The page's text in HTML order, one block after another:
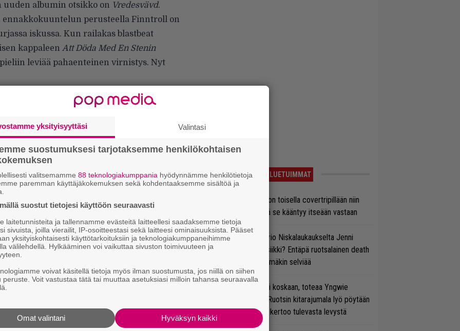
uuden albumin otsikko on Vredesvävd.
perusteella Finntroll on
iskussa. Kun railakas blastbeat
kappaleen Att Döda Med En Stenin
leviää pahaenteinen virnistys. Nyt
pitelemättömältä, ja kappalemateriaali
kosketinmelodiat, äkäiset riffit,
Finntrollin tähänastisen uran parhaalta.
LUETUIMMAT
Arvio: Saimaa on toisella covertripillään niin
suvereeni, että se kääntyy itseään vastaan
Miten taipuu Trio Niskalaukaukselta Jenni
Vartiaisen musiikki? Entäpä ruotsalainen death
metal? Pian tämäkin selviää
Se on nyt tai ei koskaan, toteaa Yngwie
Malmsteen – Ruotsin kitarajumala lyö pöytään
uuden biisin ja kertoo tulevasta levystä
yksityisyyttäsi Valintasi
suostumuksesi tarjotaksemme henkilökohtaisen
valitsemamme 88 teknologiakumppania hyödynnämme henkilötietoja
paremman käyttäjäkokemuksen sekä kohdentaaksemme sisältöä ja
suostut tietojesi käyttöön seuraavasti
laitetunnisteita ja tallennamme evästeitä laitteellesi saadaksemme tietoja
sivuista, joilla vierailit, IP-osoitteestasi sekä laitteesi ominaisuuksista. Pääset
yksityiskohtaisesti käyttötarkoituksiin ja teknologiakumppaneihimme
välilehdellä. Hylkääminen voi vaikuttaa sivuston toimivuuteen ja
voivat käsitellä tietoja myös ilman suostumusta, jos niillä on siihen
peruste. Voit vastustaa tätä tai muuttaa asetuksiasi milloin tahansa seuraavalla
Hyväksyn kaikki
Omat valintani